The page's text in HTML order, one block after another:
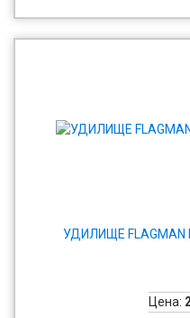
УДИЛИЩЕ FLAGMAN
Цена: